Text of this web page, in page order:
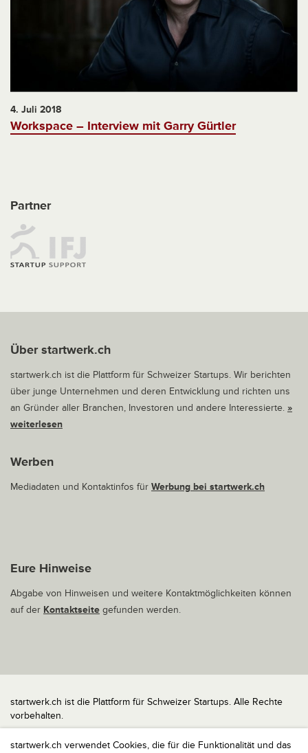
startwerk.ch verwendet Cookies, die für die Funktionalität und das
4. Juli 2018
Workspace – Interview mit Garry Gürtler
Partner
Über startwerk.ch
startwerk.ch ist die Plattform für Schweizer Startups. Wir berichten
über junge Unternehmen und deren Entwicklung und richten uns
an Gründer aller Branchen, Investoren und andere Interessierte. »
weiterlesen
Werben
Mediadaten und Kontaktinfos für Werbung bei startwerk.ch
Eure Hinweise
Abgabe von Hinweisen und weitere Kontaktmöglichkeiten können
auf der Kontaktseite gefunden werden.
startwerk.ch ist die Plattform für Schweizer Startups. Alle Rechte
vorbehalten.
Impressum